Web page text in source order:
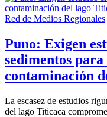
Red de Medios Regionales
Puno: Exigen
sedimentos
contaminación
La escasez de estudios
del lago Titicaca